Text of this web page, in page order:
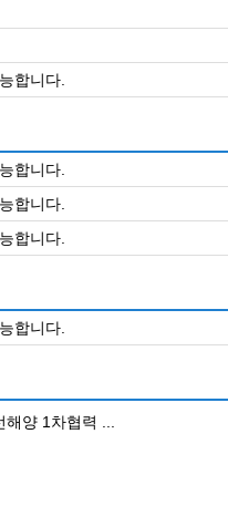
합니다.
합니다.
합니다.
합니다.
합니다.
양 1차협력 ...